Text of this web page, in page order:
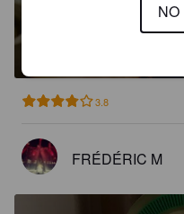
EISENBAHN
3.8
FRÉDÉRIC M
NO